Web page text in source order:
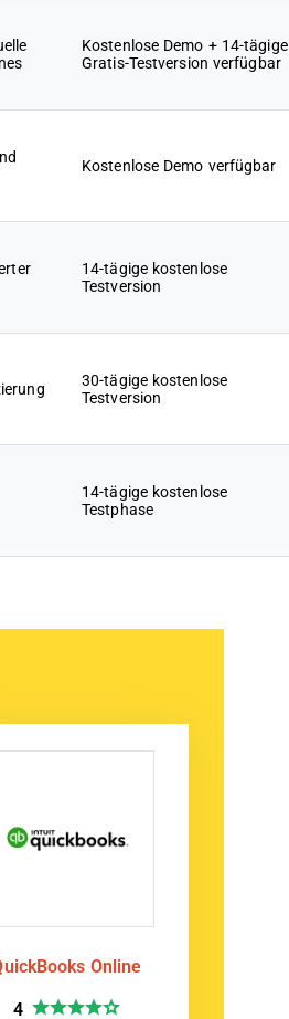
Kostenlose Demo + 14-tägige
Gratis-Testversion verfügbar
Kostenlose Demo verfügbar
14-tägige kostenlose
Testversion
30-tägige kostenlose
Testversion
14-tägige kostenlose
Testphase
Online
4